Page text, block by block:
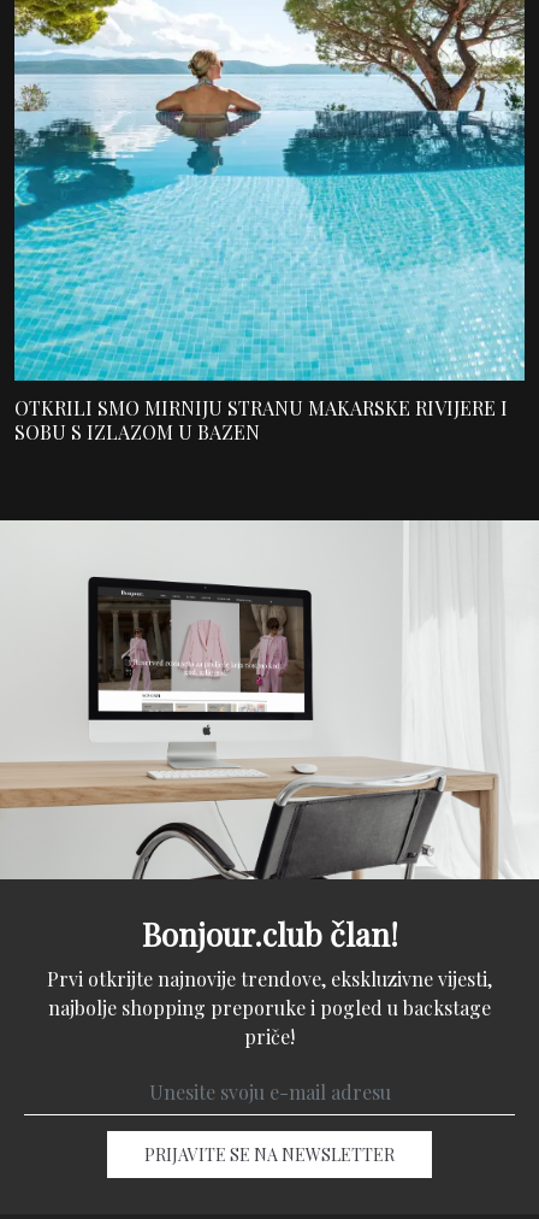
OTKRILI SMO MIRNIJU STRANU MAKARSKE RIVIJERE I
SOBU S IZLAZOM U BAZEN
Bonjour.club član!
Prvi otkrijte najnovije trendove, ekskluzivne vijesti,
najbolje shopping preporuke i pogled u backstage
priče!
PRIJAVITE SE NA NEWSLETTER